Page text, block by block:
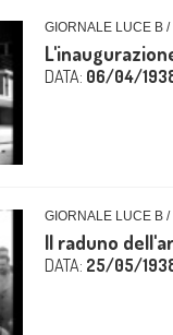
GIORNALE LUCE B
DATA: 06/04/
GIORNALE LUCE B
Il raduno
DATA: 25/05/